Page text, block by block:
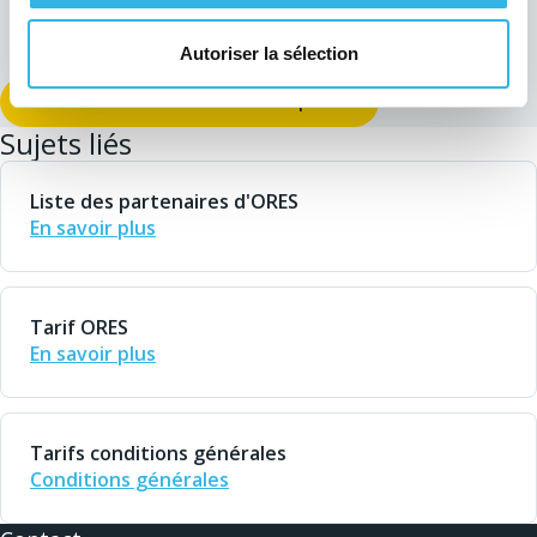
Autoriser la sélection
Vos données de TVA.
Sujets liés
Liste des partenaires d'ORES
En savoir plus
Tarif ORES
En savoir plus
Tarifs conditions générales
Conditions générales